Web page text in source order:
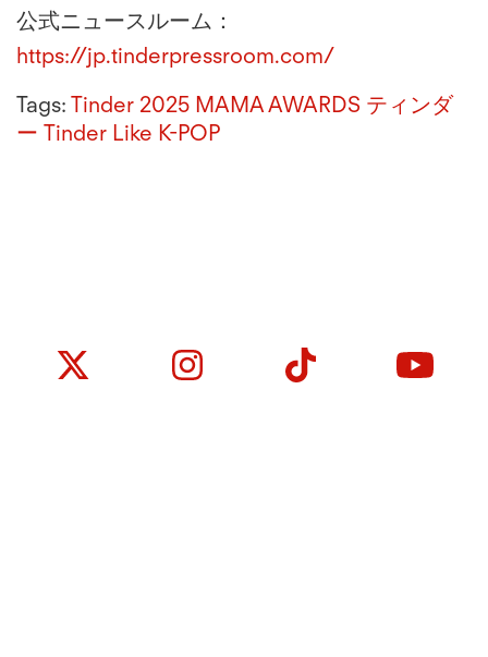
公式ニュースルーム：
https://jp.tinderpressroom.com/
Tags: Tinder 2025 MAMA AWARDS ティンダ
ー Tinder Like K-POP